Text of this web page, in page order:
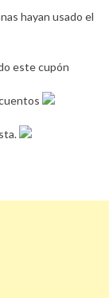
hayan usado el
este cupón